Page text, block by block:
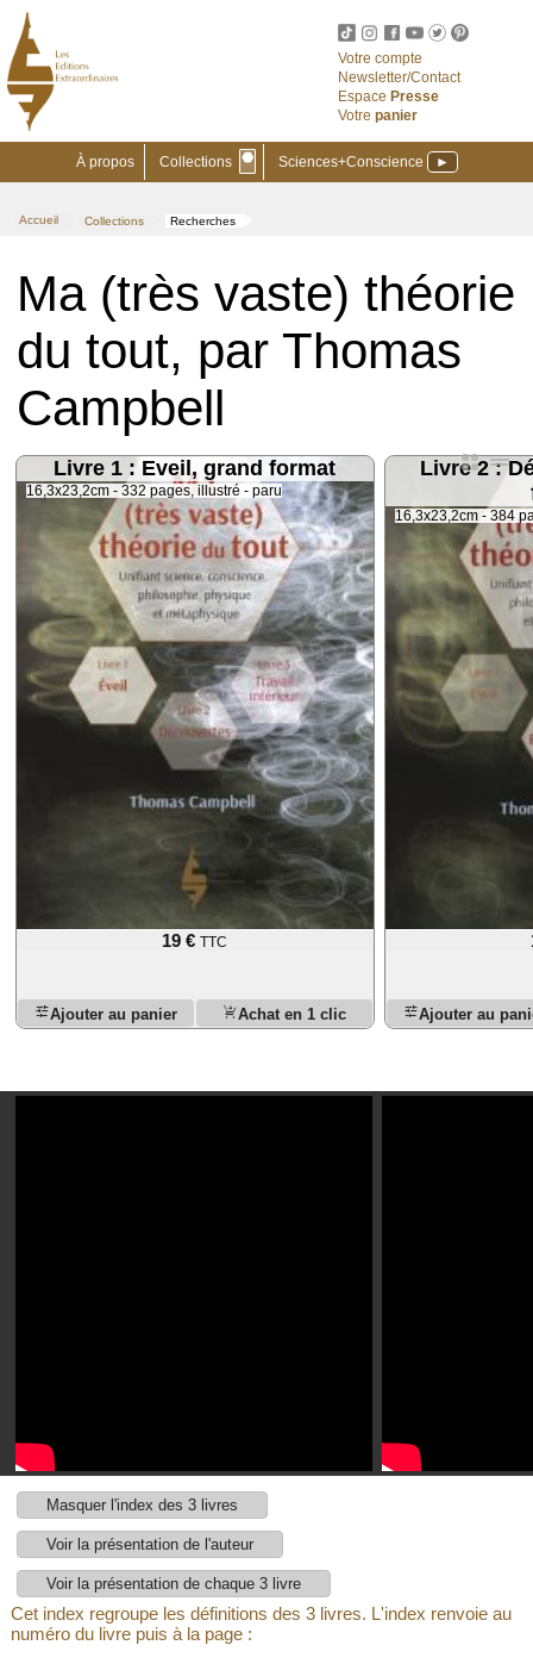
Votre compte
Newsletter/Contact
Espace Presse
Votre panier
À propos Collections ⬣ Sciences+Conscience ►
Accueil Collections Recherches
Ma (très vaste) théorie
du tout, par Thomas
Campbell
Livre 1 : Eveil, grand format
16,3x23,2cm - 332 pages, illustré - paru
19 € TTC
tuneAjouter au panier shopping_cart_checkoutAchat en 1 clic
Livre 2 :
16,3x23,2cm - 384
tuneAjouter au
Masquer l'index des 3 livres
Voir la présentation de l'auteur
Voir la présentation de chaque 3 livre
Cet index regroupe les définitions des 3 livres. L'index renvoie au
numéro du livre puis à la page :